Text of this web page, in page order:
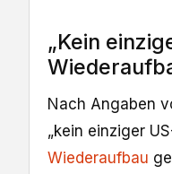
„Kein
Nach Angaben
„kein einziger
Wiederaufbau